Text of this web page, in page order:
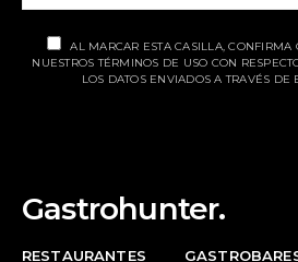
AL MARCAR ESTA CASILLA,
NUESTROS TÉRMINOS DE USO CON
LOS DATOS ENVIADOS A TRAVÉS DE
Gastrohunter.
RESTAURANTES